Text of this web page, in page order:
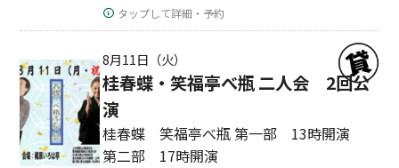
タップして詳細・予約
8月11日（火）
桂春蝶・笑福亭べ瓶 二人会 2回公
演
桂春蝶 笑福亭べ瓶 第一部 13時開演
第二部 17時開演